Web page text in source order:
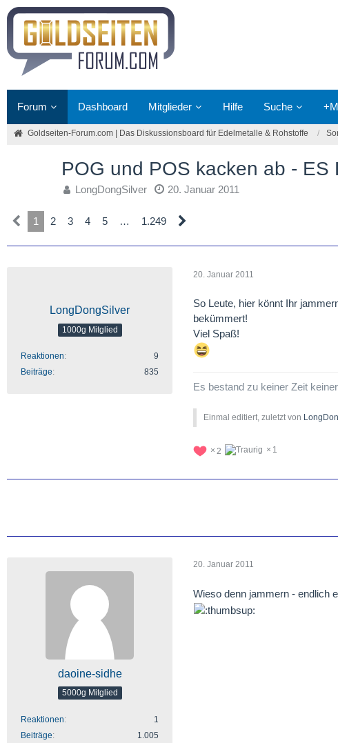
Forum Dashboard Mitglieder Hilfe Suche
Goldseiten-Forum.com | Das Diskussionsboard für Edelmetalle & Rohstoffe
POG und POS kacken ab - ES
LongDongSilver 20. Januar 2011
1 2 3 4 5 … 1.249
LongDongSilver
1000g Mitglied
Reaktionen
9
Beiträge
835
20. Januar 2011
So Leute, hier könnt Ihr
bekümmert!
Viel Spaß!
Es bestand zu keiner Zeit
Einmal editiert, zuletzt von
2 1
daoine-sidhe
5000g Mitglied
Reaktionen
1
Beiträge
1.005
20. Januar 2011
Wieso denn jammern - endlich